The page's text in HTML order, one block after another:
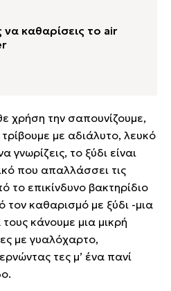
να καθαρίσεις το air
χρήση την σαπουνίζουμε,
με αδιάλυτο, λευκό
γνωρίζεις, το ξύδι είναι
που απαλλάσσει τις
το επικίνδυνο βακτηρίδιο
τον καθαρισμό με ξύδι -μια
κάνουμε μια μικρή
με γυαλόχαρτο,
τες μ’ ένα πανί